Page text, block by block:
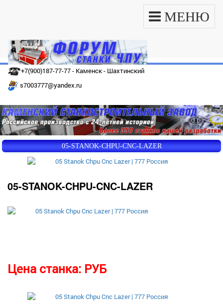
МЕНЮ
+7(900)187-77-77 - Каменск - Шахтинский
s7003777@yandex.ru
05-STANOK-CHPU-CNC-LAZER
05-STANOK-CHPU-CNC-LAZER
Цена станка: РУБ